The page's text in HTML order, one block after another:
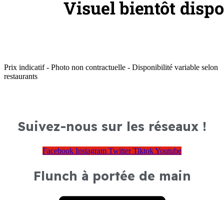
Prix indicatif - Photo non contractuelle - Disponibilité variable selon
restaurants
Suivez-nous sur les réseaux !
Facebook Instagram Twitter TiktokYoutube
Flunch à portée de main